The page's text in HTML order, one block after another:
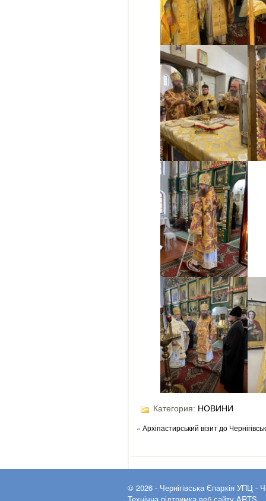
Категория: НОВИНИ
« Архіпастирський візит до
© 2026 - Чернігівська Єпархія УПЦ -
Технічна підтримка веб сайту ARTS